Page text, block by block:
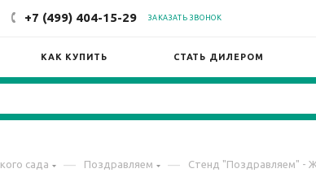
+7 (499) 404-15-29 ЗАКАЗАТЬ ЗВОНОК
КАК КУПИТЬ СТАТЬ ДИЛЕРОМ
сада — Поздравляем — Стенд "Поздравляем" -